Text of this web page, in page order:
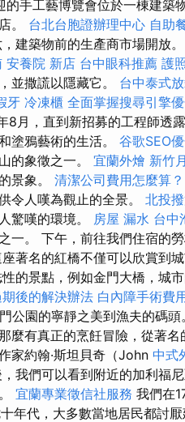
的手工藝博覽會位於一棟建築
。 台北台胞證辦理中心 自助
建築物前的生產商市場開放
安養院 新店 台中眼科推薦 護
並撒謊以隱藏它。 台中泰式
牙 冷凍櫃 全面掌握搜尋引擎
月，直到新招募的工程師透
塗鴉藝術的生活。 谷歌SEO
的象徵之一。 宜蘭外燴 新竹
景象。 清潔公司費用怎麼算？
令人嘆為觀止的全景。 北投
驚嘆的環境。 房屋 漏水 台中
一。 下午，前往我們住宿的
著名的紅橋不僅可以欣賞到
的景點，例如金門大橋，城
後的解決辦法 白內障手術費
公園的寧靜之美到漁夫的碼頭
麼有真正的烹飪冒險，從著名
家約翰·斯坦貝奇（John 中式
，我們可以看到附近的加利福
宜蘭專業徵信社服務 我們在
年代，大多數當地居民都討